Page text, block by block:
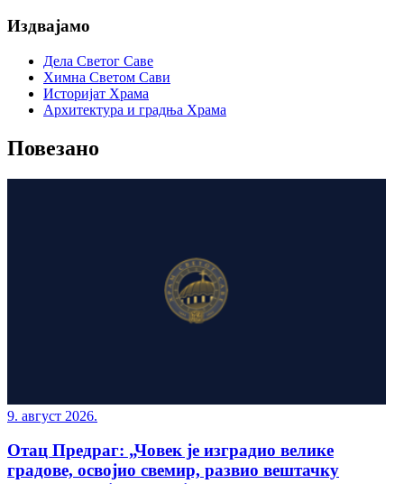
Издвајамо
Дела Светог Саве
Химна Светом Сави
Историјат Храма
Архитектура и градња Храма
Повезано
9. август 2026.
Отац Предраг: „Човек је изградио велике
градове, освојио свемир, развио вештачку